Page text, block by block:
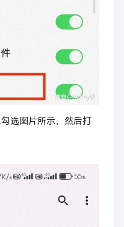
选图片所示，然后打